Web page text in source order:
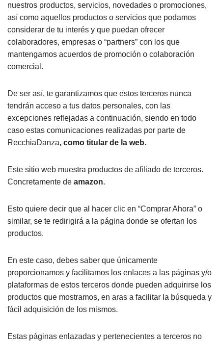
nuestros productos, servicios, novedades o promociones,
así como aquellos productos o servicios que podamos
considerar de tu interés y que puedan ofrecer
colaboradores, empresas o “partners” con los que
mantengamos acuerdos de promoción o colaboración
comercial.
De ser así, te garantizamos que estos terceros nunca
tendrán acceso a tus datos personales, con las
excepciones reflejadas a continuación, siendo en todo
caso estas comunicaciones realizadas por parte de
RecchiaDanza, como titular de la web.
Este sitio web muestra productos de afiliado de terceros.
Concretamente de amazon.
Esto quiere decir que al hacer clic en “Comprar Ahora” o
similar, se te redirigirá a la página donde se ofertan los
productos.
En este caso, debes saber que únicamente
proporcionamos y facilitamos los enlaces a las páginas y/o
plataformas de estos terceros donde pueden adquirirse los
productos que mostramos, en aras a facilitar la búsqueda y
fácil adquisición de los mismos.
Estas páginas enlazadas y pertenecientes a terceros no